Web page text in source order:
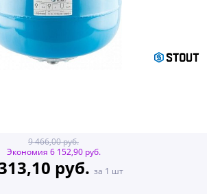
9 466,00 руб.
Экономия 6 152,90 руб.
руб. за 1 шт